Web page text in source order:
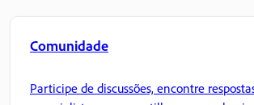
Comunidade
Participe de discussões, encontre